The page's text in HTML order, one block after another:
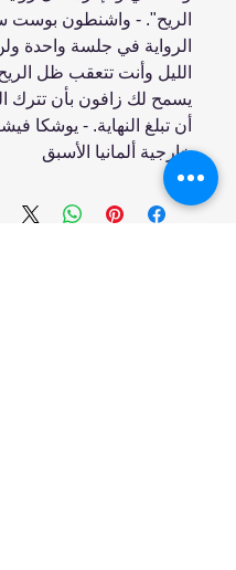
الريح". - واشنطون بوست
الرواية في جلسة واحدة
الليل وأنت تتعقب ظل
يسمح لك زافون بأن تترك
أن تبلغ النهاية. - يوشكا
خارجية ألمانيا الأسبق